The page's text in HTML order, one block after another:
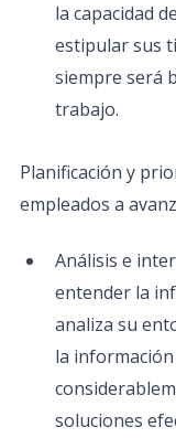
la capacidad
estipular sus
siempre será
trabajo.
Planificación y
empleados a
Análisis e
entender la
analiza su
la
soluciones